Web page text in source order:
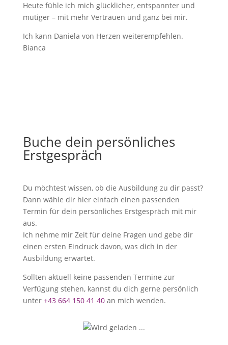
Heute fühle ich mich glücklicher, entspannter und
mutiger – mit mehr Vertrauen und ganz bei mir.
Ich kann Daniela von Herzen weiterempfehlen.
Bianca
Buche dein persönliches
Erstgespräch
Du möchtest wissen, ob die Ausbildung zu dir passt?
Dann wähle dir hier einfach einen passenden
Termin für dein persönliches Erstgespräch mit mir
aus.
Ich nehme mir Zeit für deine Fragen und gebe dir
einen ersten Eindruck davon, was dich in der
Ausbildung erwartet.
Sollten aktuell keine passenden Termine zur
Verfügung stehen, kannst du dich gerne persönlich
unter +43 664 150 41 40an mich wenden.